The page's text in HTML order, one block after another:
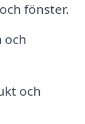
fönster.
och
och